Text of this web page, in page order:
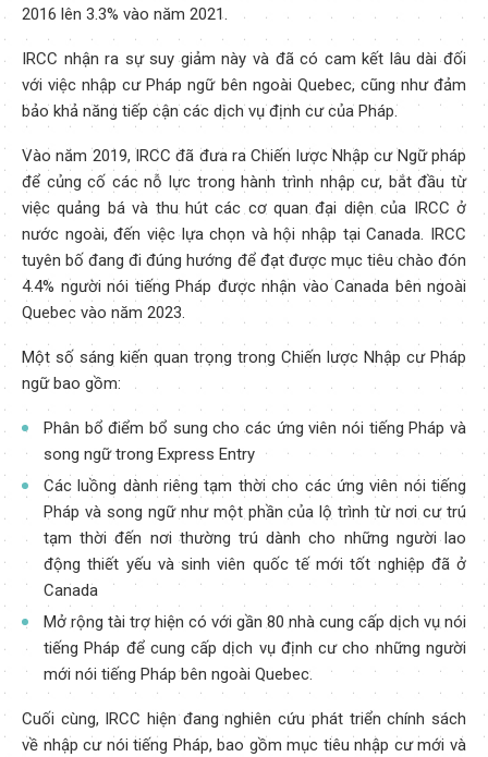
2016 lên 3.3% vào năm 2021.
IRCC nhận ra sự suy giảm này và đã có cam kết lâu dài đối
với việc nhập cư Pháp ngữ bên ngoài Quebec, cũng như đảm
bảo khả năng tiếp cận các dịch vụ định cư của Pháp.
Vào năm 2019, IRCC đã đưa ra Chiến lược Nhập cư Ngữ pháp
để củng cố các nỗ lực trong hành trình nhập cư, bắt đầu từ
việc quảng bá và thu hút các cơ quan đại diện của IRCC ở
nước ngoài, đến việc lựa chọn và hội nhập tại Canada. IRCC
tuyên bố đang đi đúng hướng để đạt được mục tiêu chào đón
4.4% người nói tiếng Pháp được nhận vào Canada bên ngoài
Quebec vào năm 2023.
Một số sáng kiến quan trọng trong Chiến lược Nhập cư Pháp
ngữ bao gồm:
Phân bổ điểm bổ sung cho các ứng viên nói tiếng Pháp và
song ngữ trong Express Entry
Các luồng dành riêng tạm thời cho các ứng viên nói tiếng
Pháp và song ngữ như một phần của lộ trình từ nơi cư trú
tạm thời đến nơi thường trú dành cho những người lao
động thiết yếu và sinh viên quốc tế mới tốt nghiệp đã ở
Canada
Mở rộng tài trợ hiện có với gần 80 nhà cung cấp dịch vụ nói
tiếng Pháp để cung cấp dịch vụ định cư cho những người
mới nói tiếng Pháp bên ngoài Quebec.
Cuối cùng, IRCC hiện đang nghiên cứu phát triển chính sách
về nhập cư nói tiếng Pháp, bao gồm mục tiêu nhập cư mới và